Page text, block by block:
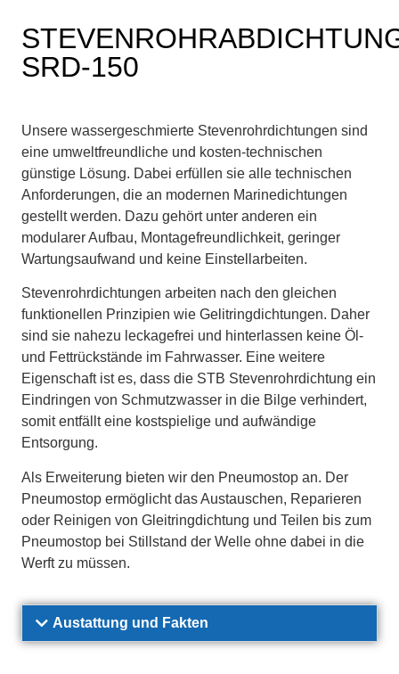
SRD-150
Unsere wassergeschmierte Stevenrohrdichtungen sind
eine umweltfreundliche und kosten-technischen
günstige Lösung. Dabei erfüllen sie alle technischen
Anforderungen, die an modernen Marinedichtungen
gestellt werden. Dazu gehört unter anderen ein
modularer Aufbau, Montagefreundlichkeit, geringer
Wartungsaufwand und keine Einstellarbeiten.
Stevenrohrdichtungen arbeiten nach den gleichen
funktionellen Prinzipien wie Gelitringdichtungen. Daher
sind sie nahezu leckagefrei und hinterlassen keine Öl-
und Fettrückstände im Fahrwasser. Eine weitere
Eigenschaft ist es, dass die STB Stevenrohrdichtung ein
Eindringen von Schmutzwasser in die Bilge verhindert,
somit entfällt eine kostspielige und aufwändige
Entsorgung.
Als Erweiterung bieten wir den Pneumostop an. Der
Pneumostop ermöglicht das Austauschen, Reparieren
oder Reinigen von Gleitringdichtung und Teilen bis zum
Pneumostop bei Stillstand der Welle ohne dabei in die
Werft zu müssen.
Austattung und Fakten